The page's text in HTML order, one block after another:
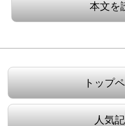
本文を
トップ
人気